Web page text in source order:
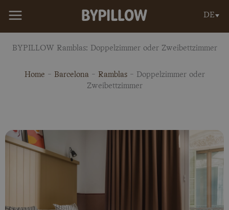
Inhalt
DE
BYPILLOW Ramblas: Doppelzimmer oder Zweibettzimmer
Home - Barcelona- Ramblas- Doppelzimmer oder
Zweibettzimmer